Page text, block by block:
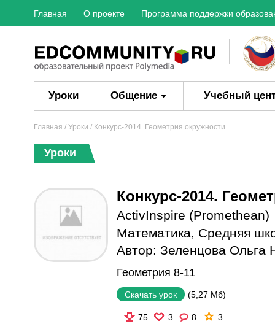
Главная О проекте Программа поддержки
Уроки Общение Учебный
Главная / Уроки / Конкурс-2014. Геометрия окружности
Уроки
Конкурс-2014.
ActivInspire (Promethean)
Математика, Средняя
Автор: Зеленцова Ольга
Геометрия 8-11
Скачать урок (5,27 Мб)
75 3 8
3